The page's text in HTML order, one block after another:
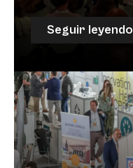
Seguir leyendo